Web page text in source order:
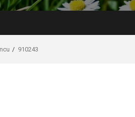
910243